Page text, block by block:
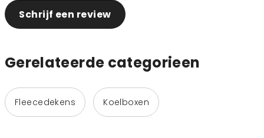
Schrijf een review
Gerelateerde categorieen
Fleecedekens Koelboxen